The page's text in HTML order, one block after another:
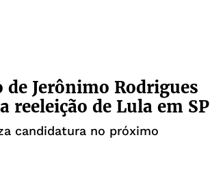
Jerônimo Rodrigues
reeleição de Lula em SP
candidatura no próximo